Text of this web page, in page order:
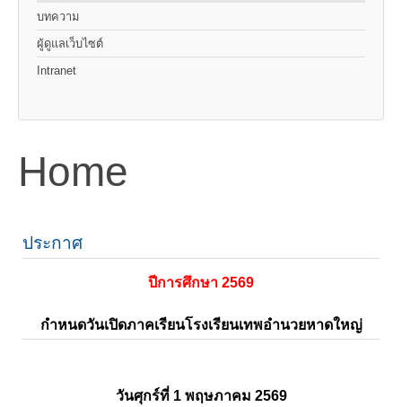
บทความ
ผู้ดูแลเว็บไซต์
Intranet
Home
ประกาศ
ปีการศึกษา 2569
กำหนดวันเปิดภาคเรียนโรงเรียนเทพอำนวยหาดใหญ่
วันศุกร์ที่ 1 พฤษภาคม 2569